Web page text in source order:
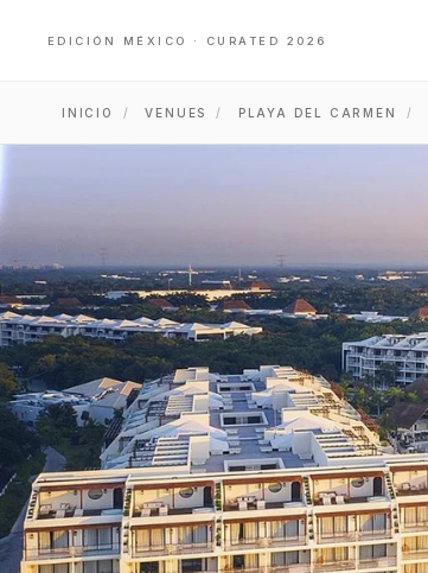
EDICIÓN MÉXICO · CURATED 2026
INICIO / VENUES / PLAYA DEL CARMEN /